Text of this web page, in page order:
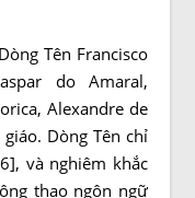
Tên Francisco
do Amaral,
Alexandre de
Dòng Tên chỉ
và nghiêm khắc
thạo ngôn ngữ